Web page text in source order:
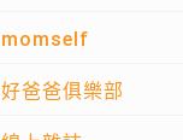
momself
好爸爸俱樂部